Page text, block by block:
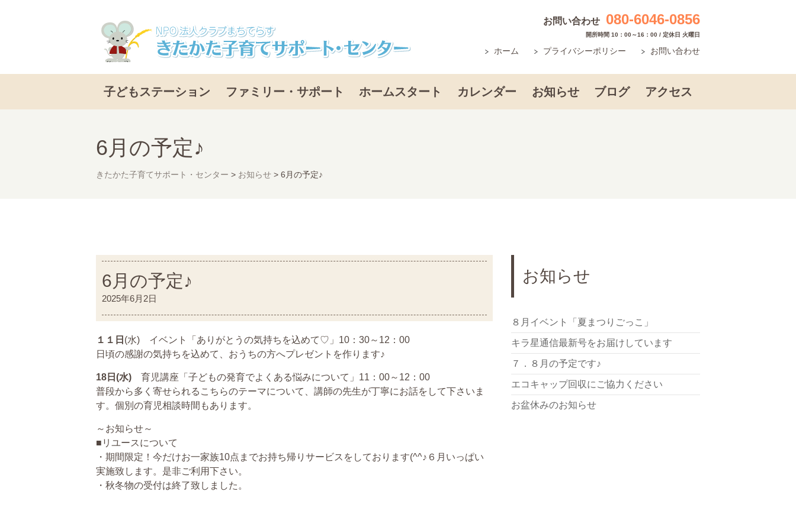
お問い合わせ 080-6046-0856
開所時間 10：00～16：00 / 定休日 火曜日
ホーム プライバシーポリシー お問い合わせ
子どもステーション ファミリー・サポート ホームスタート カレンダー お知らせ ブログ アクセス
6月の予定♪
きたかた子育てサポート・センター > お知らせ > 6月の予定♪
6月の予定♪
2025年6月2日
１１日 (水) イベント「ありがとうの気持ちを込めて♡」10：30～12：00
日頃の感謝の気持ちを込めて、おうちの方へプレゼントを作ります♪
18日(水) 育児講座「子どもの発育でよくある悩みについて」11：00～12：00
普段から多く寄せられるこちらのテーマについて、講師の先生が丁寧にお話をして下さいま
す。個別の育児相談時間もあります。
～お知らせ～
■リユースについて
・期間限定！今だけお一家族10点までお持ち帰りサービスをしております(^^♪６月いっぱい
実施致します。是非ご利用下さい。
・秋冬物の受付は終了致しました。
お知らせ
８月イベント「夏まつりごっこ」
キラ星通信最新号をお届けしています
７．８月の予定です♪
エコキャップ回収にご協力ください
お盆休みのお知らせ